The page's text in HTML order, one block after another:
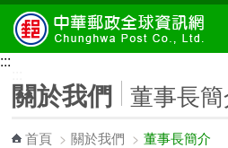
跳到主要內容區塊
:::
關於我們 董事長
首頁 >關於我們 >董事長簡介